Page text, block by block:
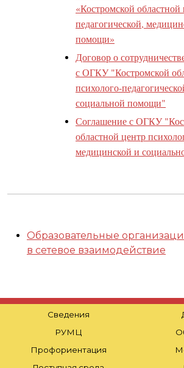
«Костромской
педагогической,
помощи»
Договор о
с ОГКУ "Костромской
психолого-
социальной помощи"
Соглашение с ОГКУ
областной центр
медицинской и
Образовательные
в сетевое взаимодействие
Сведения
РУМЦ
Профориентация